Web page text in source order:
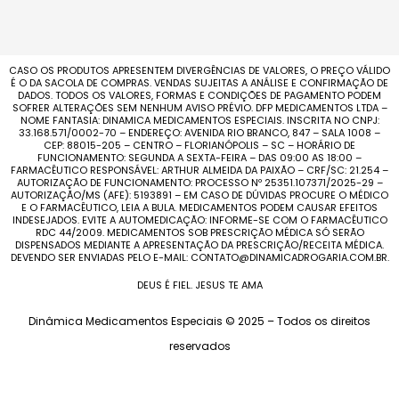
CASO OS PRODUTOS APRESENTEM DIVERGÊNCIAS DE VALORES, O PREÇO VÁLIDO
É O DA SACOLA DE COMPRAS. VENDAS SUJEITAS A ANÁLISE E CONFIRMAÇÃO DE
DADOS. TODOS OS VALORES, FORMAS E CONDIÇÕES DE PAGAMENTO PODEM
SOFRER ALTERAÇÕES SEM NENHUM AVISO PRÉVIO. DFP MEDICAMENTOS LTDA –
NOME FANTASIA: DINAMICA MEDICAMENTOS ESPECIAIS. INSCRITA NO CNPJ:
33.168.571/0002-70 – ENDEREÇO: AVENIDA RIO BRANCO, 847 – SALA 1008 –
CEP: 88015-205 – CENTRO – FLORIANÓPOLIS – SC – HORÁRIO DE
FUNCIONAMENTO: SEGUNDA A SEXTA-FEIRA – DAS 09:00 AS 18:00 –
FARMACÊUTICO RESPONSÁVEL: ARTHUR ALMEIDA DA PAIXÃO – CRF/SC: 21.254 –
AUTORIZAÇÃO DE FUNCIONAMENTO: PROCESSO Nº 25351.107371/2025-29 –
AUTORIZAÇÃO/MS (AFE): 5193891 – EM CASO DE DÚVIDAS PROCURE O MÉDICO
E O FARMACÊUTICO, LEIA A BULA. MEDICAMENTOS PODEM CAUSAR EFEITOS
INDESEJADOS. EVITE A AUTOMEDICAÇÃO: INFORME-SE COM O FARMACÊUTICO
RDC 44/2009. MEDICAMENTOS SOB PRESCRIÇÃO MÉDICA SÓ SERÃO
DISPENSADOS MEDIANTE A APRESENTAÇÃO DA PRESCRIÇÃO/RECEITA MÉDICA.
DEVENDO SER ENVIADAS PELO E-MAIL: CONTATO@DINAMICADROGARIA.COM.BR.
DEUS É FIEL. JESUS TE AMA
Dinâmica Medicamentos Especiais © 2025 – Todos os direitos
reservados